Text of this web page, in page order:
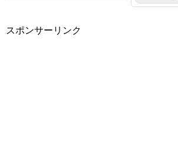
スポンサーリンク